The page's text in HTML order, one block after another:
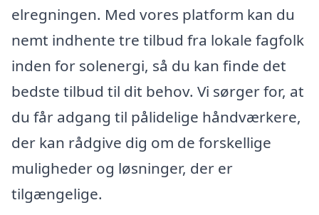
elregningen. Med vores platform kan du
nemt indhente tre tilbud fra lokale fagfolk
inden for solenergi, så du kan finde det
bedste tilbud til dit behov. Vi sørger for, at
du får adgang til pålidelige håndværkere,
der kan rådgive dig om de forskellige
muligheder og løsninger, der er
tilgængelige.